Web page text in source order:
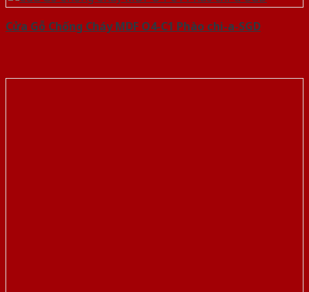
Cửa Gỗ Chống Cháy MDF O4-C1 Phào chi-a-SGD